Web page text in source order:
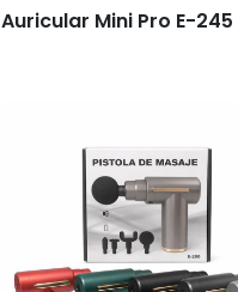
Auricular Mini Pro E-245